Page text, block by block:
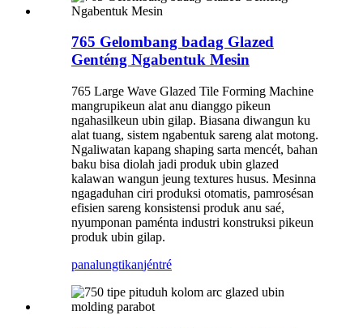
765 Gelombang badag Glazed
Genténg Ngabentuk Mesin
765 Large Wave Glazed Tile Forming Machine
mangrupikeun alat anu dianggo pikeun
ngahasilkeun ubin gilap. Biasana diwangun ku
alat tuang, sistem ngabentuk sareng alat motong.
Ngaliwatan kapang shaping sarta mencét, bahan
baku bisa diolah jadi produk ubin glazed
kalawan wangun jeung textures husus. Mesinna
ngagaduhan ciri produksi otomatis, pamrosésan
efisien sareng konsistensi produk anu saé,
nyumponan paménta industri konstruksi pikeun
produk ubin gilap.
panalungtikanjéntré